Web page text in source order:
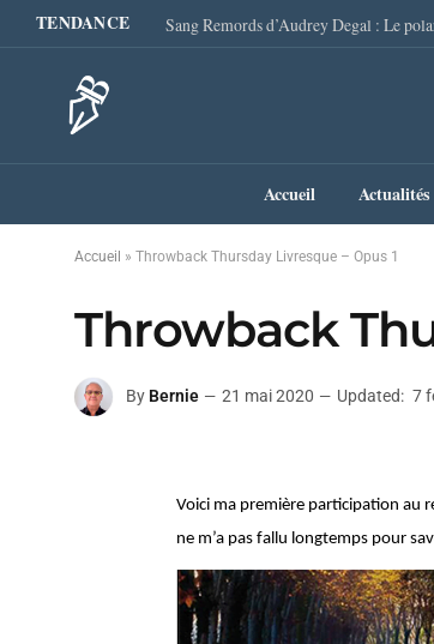
TENDANCE
Accueil
Accueil » Throwback Thursday Livresque – Opus 1
Throwback
By Bernie 21 mai 2020 Updated: 7
Voici ma première participation au
ne m’a pas fallu longtemps pour